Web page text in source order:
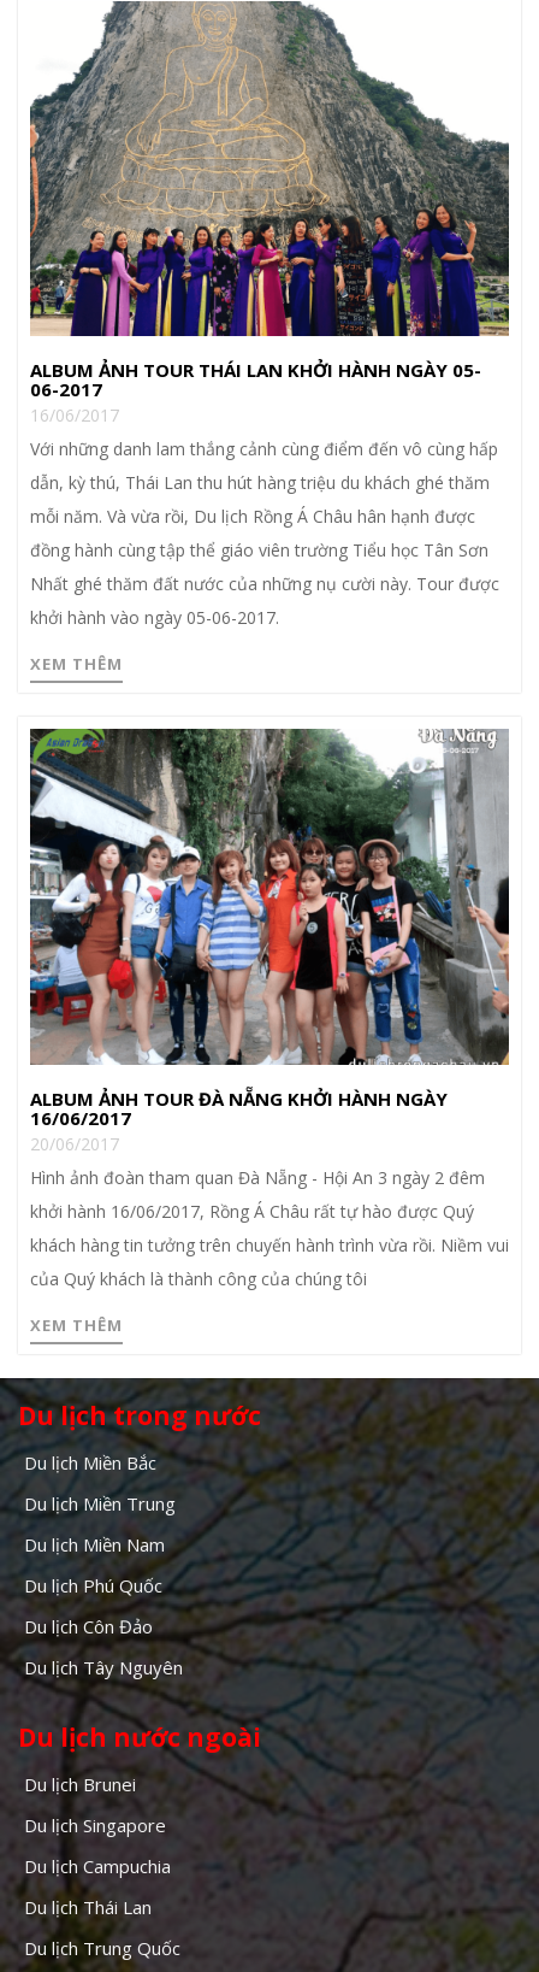
ALBUM ẢNH TOUR THÁI LAN KHỞI HÀNH NGÀY 05-
06-2017
16/06/2017
Với những danh lam thắng cảnh cùng điểm đến vô cùng hấp
dẫn, kỳ thú, Thái Lan thu hút hàng triệu du khách ghé thăm
mỗi năm. Và vừa rồi, Du lịch Rồng Á Châu hân hạnh được
đồng hành cùng tập thể giáo viên trường Tiểu học Tân Sơn
Nhất ghé thăm đất nước của những nụ cười này. Tour được
khởi hành vào ngày 05-06-2017.
XEM THÊM
ALBUM ẢNH TOUR ĐÀ NẴNG KHỞI HÀNH NGÀY
16/06/2017
20/06/2017
Hình ảnh đoàn tham quan Đà Nẵng - Hội An 3 ngày 2 đêm
khởi hành 16/06/2017, Rồng Á Châu rất tự hào được Quý
khách hàng tin tưởng trên chuyến hành trình vừa rồi. Niềm vui
của Quý khách là thành công của chúng tôi
XEM THÊM
Du lịch trong nước
Du lịch Miền Bắc
Du lịch Miền Trung
Du lịch Miền Nam
Du lịch Phú Quốc
Du lịch Côn Đảo
Du lịch Tây Nguyên
Du lịch nước ngoài
Du lịch Brunei
Du lịch Singapore
Du lịch Campuchia
Du lịch Thái Lan
Du lịch Trung Quốc